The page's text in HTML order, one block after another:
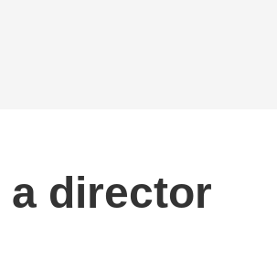
a director